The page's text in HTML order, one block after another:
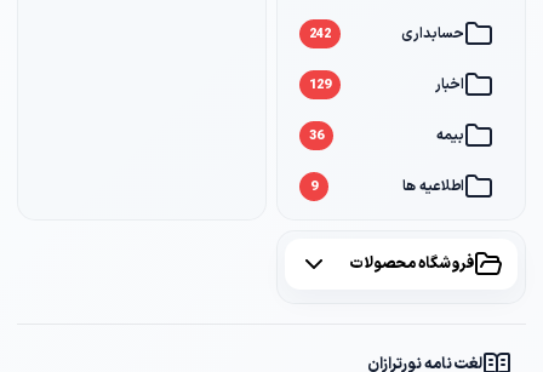
حسابداری 242
اخبار 129
بیمه 36
اطلاعیه ها 9
فروشگاه محصولات
لغت نامه نورترازان